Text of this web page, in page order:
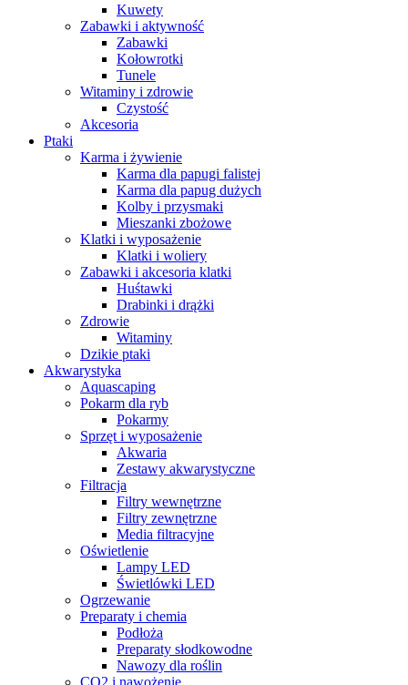
Kuwety
Zabawki i aktywność
Zabawki
Kołowrotki
Tunele
Witaminy i zdrowie
Czystość
Akcesoria
Ptaki
Karma i żywienie
Karma dla papugi falistej
Karma dla papug dużych
Kolby i przysmaki
Mieszanki zbożowe
Klatki i wyposażenie
Klatki i woliery
Zabawki i akcesoria klatki
Huśtawki
Drabinki i drążki
Zdrowie
Witaminy
Dzikie ptaki
Akwarystyka
Aquascaping
Pokarm dla ryb
Pokarmy
Sprzęt i wyposażenie
Akwaria
Zestawy akwarystyczne
Filtracja
Filtry wewnętrzne
Filtry zewnętrzne
Media filtracyjne
Oświetlenie
Lampy LED
Świetlówki LED
Ogrzewanie
Preparaty i chemia
Podłoża
Preparaty słodkowodne
Nawozy dla roślin